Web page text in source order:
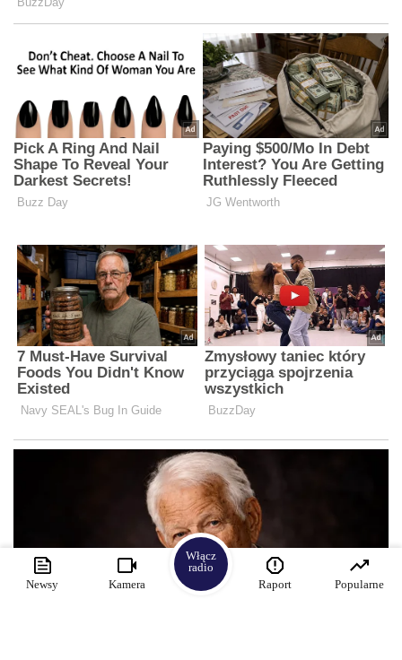
Newsy Kamera
Włącz
radio
Raport
Popularne